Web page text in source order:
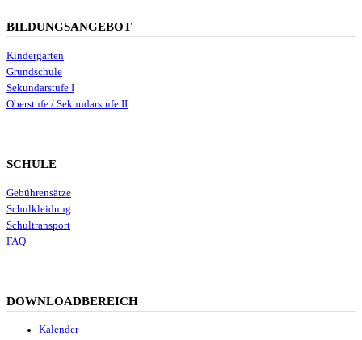
BILDUNGSANGEBOT
Kindergarten
Grundschule
Sekundarstufe I
Oberstufe / Sekundarstufe II
SCHULE
Gebührensätze
Schulkleidung
Schultransport
FAQ
DOWNLOADBEREICH
Kalender